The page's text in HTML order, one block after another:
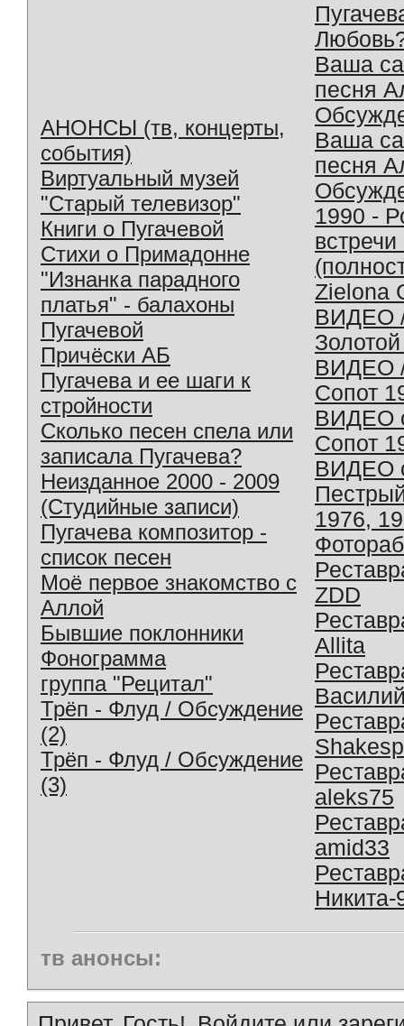
АНОНСЫ (тв, концерты,
события)
Виртуальный музей
"Старый телевизор"
Книги о Пугачевой
Стихи о Примадонне
"Изнанка парадного
платья" - балахоны
Пугачевой
Причёски АБ
Пугачева и ее шаги к
стройности
Сколько песен спела или
записала Пугачева?
Неизданное 2000 - 2009
(Студийные записи)
Пугачева композитор -
список песен
Моё первое знакомство с
Аллой
Бывшие поклонники
Фонограмма
группа "Рецитал"
Трёп - Флуд / Обсуждение
(2)
Трёп - Флуд / Обсуждение
(3)
Ваша
песня
Ваша
песня
1990 -
Zielona
ВИДЕО
ВИДЕО
Сопот
ВИДЕО
Сопот
ВИДЕО
1976,
ZDD
Allita
aleks75
amid33
Никита-
тв анонсы: